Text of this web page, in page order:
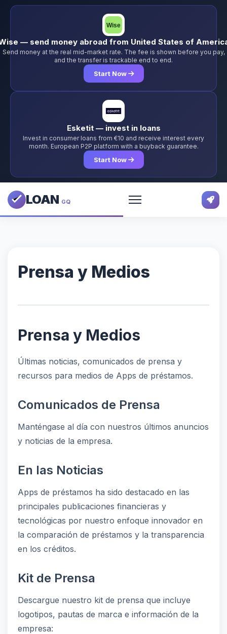
— send money abroad from United States of
Send money at the real mid-market rate. The fee is shown before you pay,
and the transfer is trackable end to end.
Start Now
Esketit — invest in loans
Invest in consumer loans from €10 and receive interest every
month. European P2P platform with a buyback guarantee.
Start Now
LOAN GQ
Prensa y Medios
Prensa y Medios
Últimas noticias, comunicados de prensa y
recursos para medios de Apps de préstamos.
Comunicados de Prensa
Manténgase al día con nuestros últimos anuncios
y noticias de la empresa.
En las Noticias
Apps de préstamos ha sido destacado en las
principales publicaciones financieras y
tecnológicas por nuestro enfoque innovador en
la comparación de préstamos y la transparencia
en los créditos.
Kit de Prensa
Descargue nuestro kit de prensa que incluye
logotipos, pautas de marca e información de la
empresa: